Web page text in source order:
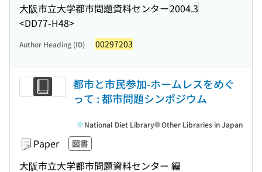
大阪市立大学都市問題資料センター2004.3
<DD77-H48>
Author Heading (ID) 00297203
都市と市民参加-ホームレスをめぐ
って : 都市問題シンポジウム
Paper 図書
大阪市立大学都市問題資料センター 編
National Diet Library Other Libraries in Japan